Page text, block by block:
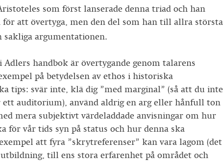
som först lanserade denna triad och han
för att övertyga, men den del som han till allra största
sakliga argumentationen.
handbok är övertygande genom talarens
på betydelsen av ethos i historiska
tips: svär inte, klä dig ”med marginal” (så att du inte
auditorium), använd aldrig en arg eller hånfull ton
mera subjektivt värdeladdade anvisningar om hur
för vår tids syn på status och hur denna ska
att fyra ”skrytreferenser” kan vara lagom (det
till ens stora erfarenhet på området och